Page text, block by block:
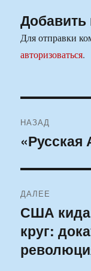
Для отправки
авторизоваться.
по
НАЗАД
Предыдущая
ДАЛЕЕ
Следующая
запись:
США
круг: